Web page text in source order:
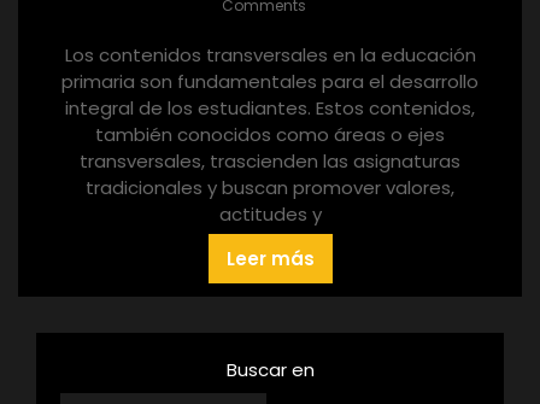
Comments
Los contenidos transversales en la educación
primaria son fundamentales para el desarrollo
integral de los estudiantes. Estos contenidos,
también conocidos como áreas o ejes
transversales, trascienden las asignaturas
tradicionales y buscan promover valores,
actitudes y
Leer más
Buscar en